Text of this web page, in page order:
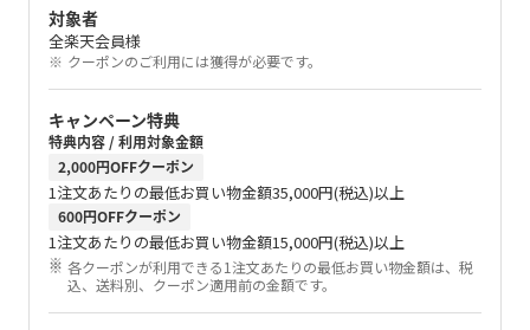
対象者
全楽天会員様
クーポンのご利用には獲得が必要です。
キャンペーン特典
特典内容 / 利用対象金額
2,000円OFFクーポン
1注文あたりの最低お買い物金額35,000円(税込)以上
600円OFFクーポン
1注文あたりの最低お買い物金額15,000円(税込)以上
各クーポンが利用できる1注文あたりの最低お買い物金額は、税
込、送料別、クーポン適用前の金額です。